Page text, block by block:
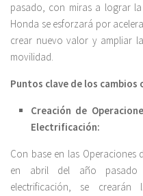
pasado, con miras a lograr
Honda se esforzará por
crear nuevo valor y ampliar
movilidad.
Puntos clave de los cambios
Creación de
Electrificación:
Con base en las Operaciones
en abril del año
electrificación, se crearán